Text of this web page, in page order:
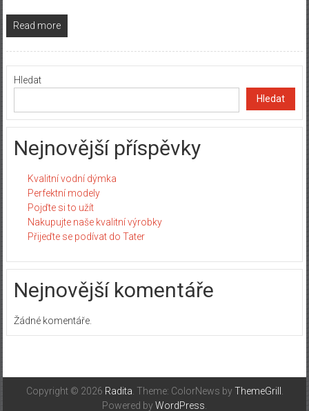
Read more
Hledat
Hledat
Nejnovější příspěvky
Kvalitní vodní dýmka
Perfektní modely
Pojďte si to užít
Nakupujte naše kvalitní výrobky
Přijeďte se podívat do Tater
Nejnovější komentáře
Žádné komentáře.
Copyright © 2026 Radita . Theme: ColorNews byThemeGrill
Powered byWordPress